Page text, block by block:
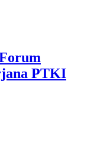
PTKI